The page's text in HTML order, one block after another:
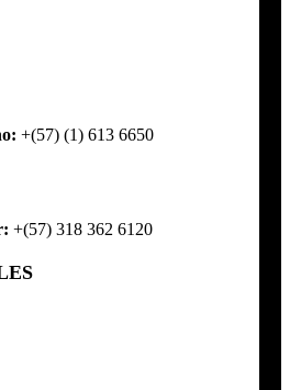
+(57) (1) 613 6650
+(57) 318 362 6120